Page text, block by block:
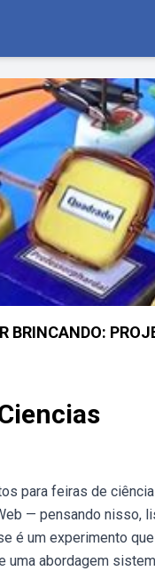
BRINCANDO:
para feiras de
— pensando
é um experimento
uma abordagem